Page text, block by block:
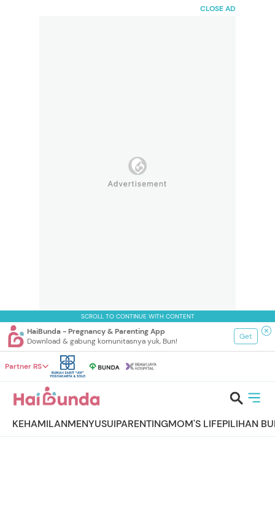
CLOSE AD
SCROLL TO CONTINUE WITH CONTENT
HaiBunda - Pregnancy & Parenting App
Download & gabung komunitasnya yuk, Bun!
Get
Partner RS
KEHAMILANMENYUSUIPARENTINGMOM'S LIFEPILIHAN